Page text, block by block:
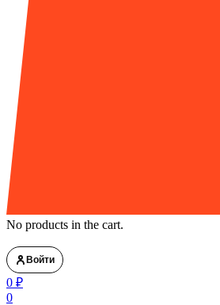
No products in the cart.
Войти
0 ₽
0